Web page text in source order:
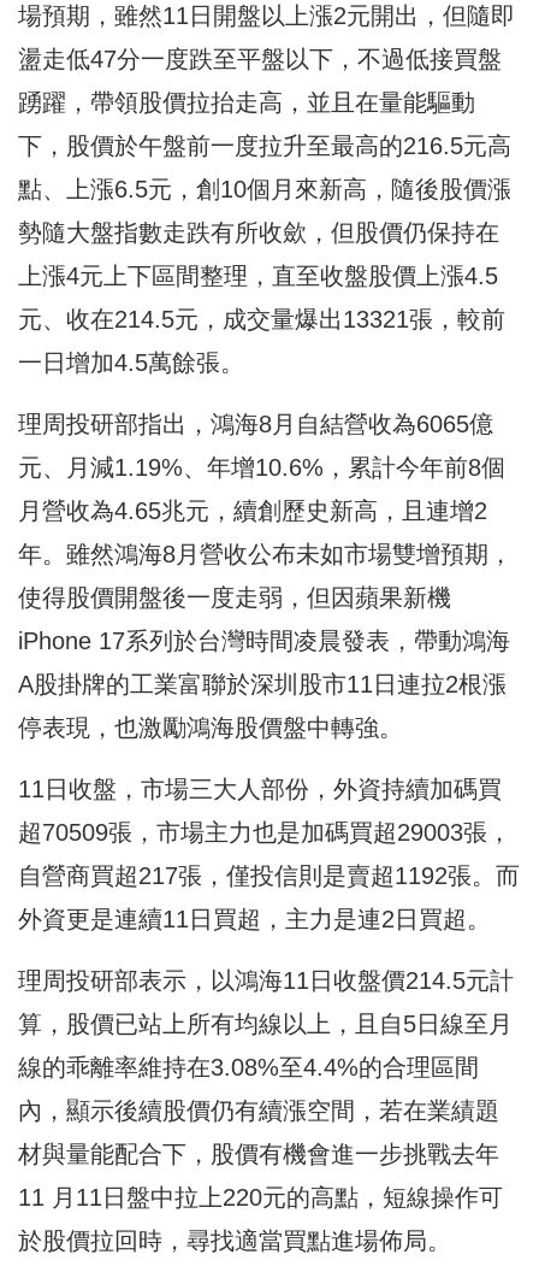
場預期，雖然11日開盤以上漲2元開出，但隨即
盪走低47分一度跌至平盤以下，不過低接買盤
踴躍，帶領股價拉抬走高，並且在量能驅動
下，股價於午盤前一度拉升至最高的216.5元高
點、上漲6.5元，創10個月來新高，隨後股價漲
勢隨大盤指數走跌有所收歛，但股價仍保持在
上漲4元上下區間整理，直至收盤股價上漲4.5
元、收在214.5元，成交量爆出13321張，較前
一日增加4.5萬餘張。
理周投研部指出，鴻海8月自結營收為6065億
元、月減1.19%、年增10.6%，累計今年前8個
月營收為4.65兆元，續創歷史新高，且連增2
年。雖然鴻海8月營收公布未如市場雙增預期，
使得股價開盤後一度走弱，但因蘋果新機
iPhone 17系列於台灣時間凌晨發表，帶動鴻海
A股掛牌的工業富聯於深圳股市11日連拉2根漲
停表現，也激勵鴻海股價盤中轉強。
11日收盤，市場三大人部份，外資持續加碼買
超70509張，市場主力也是加碼買超29003張，
自營商買超217張，僅投信則是賣超1192張。而
外資更是連續11日買超，主力是連2日買超。
理周投研部表示，以鴻海11日收盤價214.5元計
算，股價已站上所有均線以上，且自5日線至月
線的乖離率維持在3.08%至4.4%的合理區間
內，顯示後續股價仍有續漲空間，若在業績題
材與量能配合下，股價有機會進一步挑戰去年
11 月11日盤中拉上220元的高點，短線操作可
於股價拉回時，尋找適當買點進場佈局。